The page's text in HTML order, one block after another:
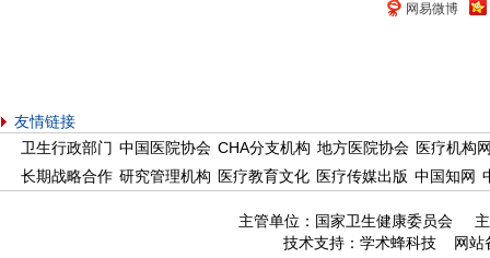
网易微博
友情链接
卫生行政部门 中国医院协会 CHA分支机构 地方医院协会 医疗机构
长期战略合作 研究管理机构 医疗教育文化 医疗传媒出版 中国知网
主管单位：国家卫生健康委员会
技术支持：学术蜂科技 网站